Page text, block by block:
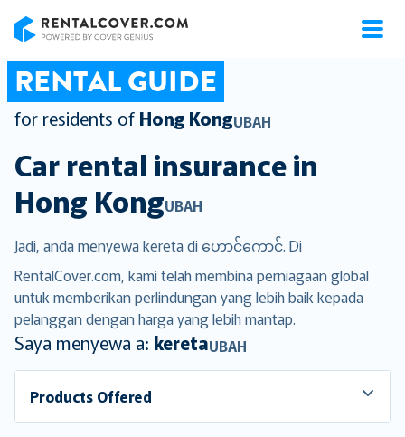
RENTAL GUIDE
for residents of Hong KongUBAH
Car rental insurance in
Hong KongUBAH
Jadi, anda menyewa kereta di ဟောင်ကောင်. Di
RentalCover.com, kami telah membina perniagaan global
untuk memberikan perlindungan yang lebih baik kepada
pelanggan dengan harga yang lebih mantap.
Saya menyewa a: keretaUBAH
Products Offered